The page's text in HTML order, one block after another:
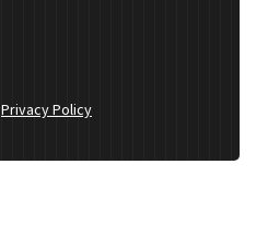
Privacy Policy